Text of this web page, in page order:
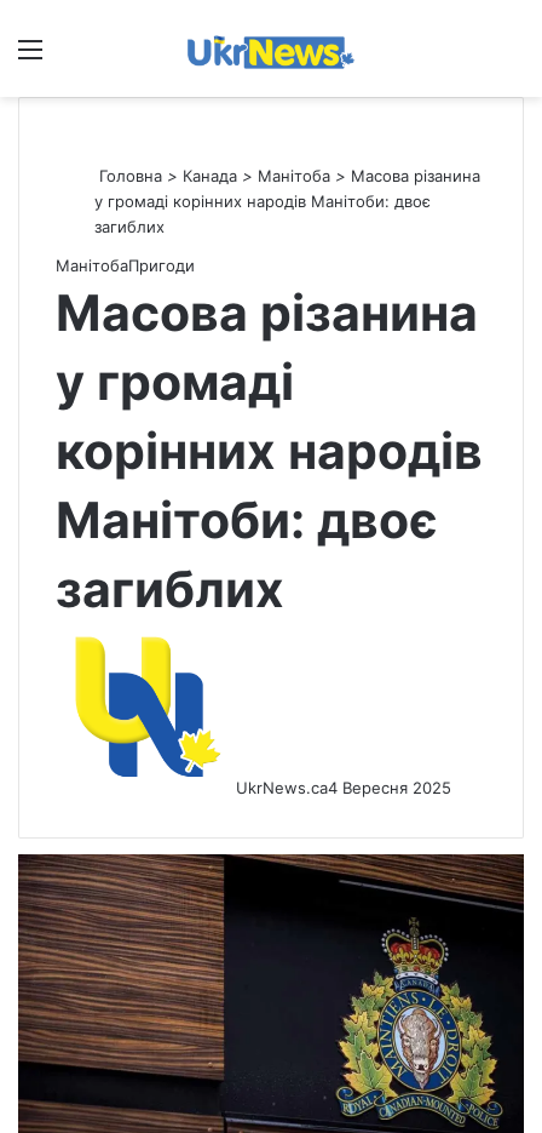
Меню
Головна > Канада > Манітоба > Масова різанина
у громаді корінних народів Манітоби: двоє
загиблих
МанітобаПригоди
Масова різанина
у громаді
корінних народів
Манітоби: двоє
загиблих
UkrNews.ca4 Вересня 2025